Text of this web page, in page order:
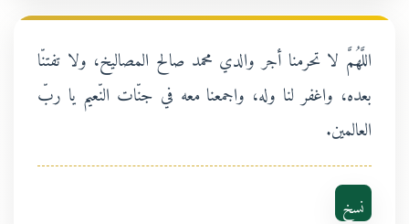
اللَّهُمَّ لا تحرمنا أجر والدي محمد صالح المصاليخ، ولا تفتنّا
بعده، واغفر لنا وله، واجمعنا معه في جنّات النّعيم يا ربّ
العالمين.
نسخ